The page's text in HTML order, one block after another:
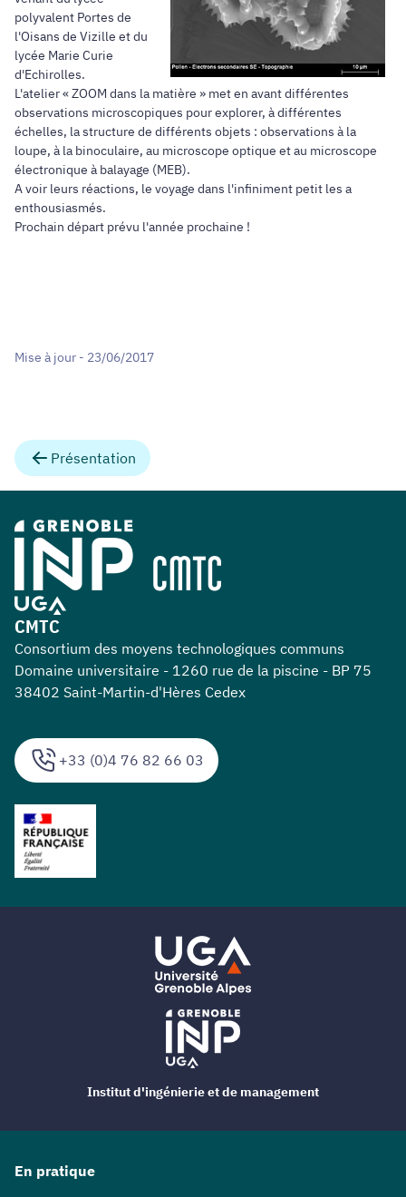
polyvalent Portes de
l'Oisans de Vizille et du
lycée Marie Curie
d'Echirolles.
L'atelier « ZOOM dans la matière » met en avant différentes
observations microscopiques pour explorer, à différentes
échelles, la structure de différents objets : observations à la
loupe, à la binoculaire, au microscope optique et au microscope
électronique à balayage (MEB).
A voir leurs réactions, le voyage dans l'infiniment petit les a
enthousiasmés.
Prochain départ prévu l'année prochaine !
Mise à jour - 23/06/2017
Présentation
+33 (0)4 76 82 66 03
CMTC
Consortium des moyens technologiques communs
Domaine universitaire - 1260 rue de la piscine - BP 75
38402 Saint-Martin-d'Hères Cedex
En pratique
Institut d'ingénierie et de management